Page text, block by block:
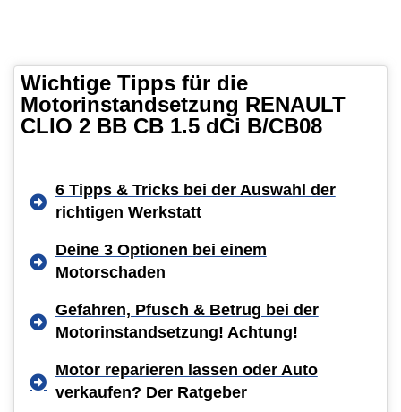
Wichtige Tipps für die
Motorinstandsetzung RENAULT
CLIO 2 BB CB 1.5 dCi B/CB08
6 Tipps & Tricks bei der Auswahl der
richtigen Werkstatt
Deine 3 Optionen bei einem
Motorschaden
Gefahren, Pfusch & Betrug bei der
Motorinstandsetzung! Achtung!
Motor reparieren lassen oder Auto
verkaufen? Der Ratgeber